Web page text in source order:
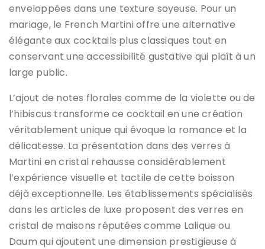
enveloppées dans une texture soyeuse. Pour un
mariage, le French Martini offre une alternative
élégante aux cocktails plus classiques tout en
conservant une accessibilité gustative qui plaît à un
large public.
L’ajout de notes florales comme de la violette ou de
l’hibiscus transforme ce cocktail en une création
véritablement unique qui évoque la romance et la
délicatesse. La présentation dans des verres à
Martini en cristal rehausse considérablement
l’expérience visuelle et tactile de cette boisson
déjà exceptionnelle. Les établissements spécialisés
dans les articles de luxe proposent des verres en
cristal de maisons réputées comme Lalique ou
Daum qui ajoutent une dimension prestigieuse à